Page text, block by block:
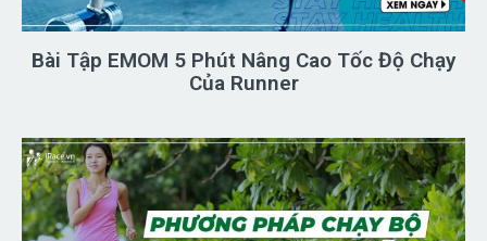
Bài Tập EMOM 5 Phút Nâng Cao Tốc Độ Chạy
Của Runner